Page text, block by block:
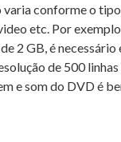
conforme o
etc. Por
2 GB, é
de 500
e som do DVD é